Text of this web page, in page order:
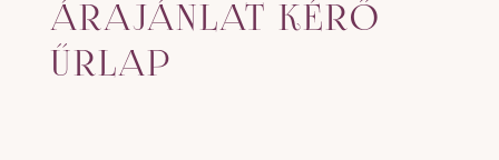
ÁRAJÁNLAT KÉRŐ
ŰRLAP